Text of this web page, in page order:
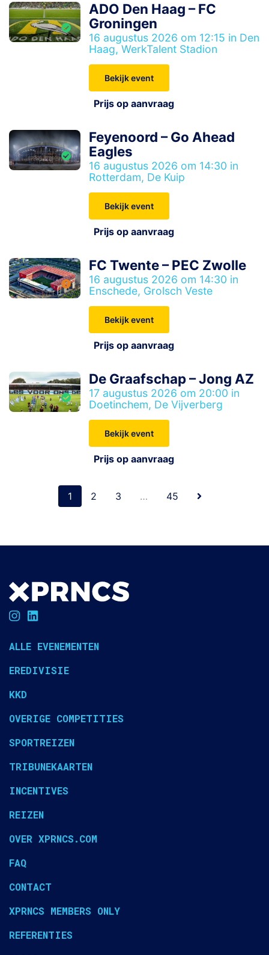
ADO Den Haag – FC
Groningen
16 augustus 2026 om 12:15 in Den
Haag, WerkTalent Stadion
Bekijk event
Prijs op aanvraag
Feyenoord – Go Ahead
Eagles
16 augustus 2026 om 14:30 in
Rotterdam, De Kuip
Bekijk event
Prijs op aanvraag
FC Twente – PEC Zwolle
16 augustus 2026 om 14:30 in
Enschede, Grolsch Veste
Bekijk event
Prijs op aanvraag
De Graafschap – Jong AZ
17 augustus 2026 om 20:00 in
Doetinchem, De Vijverberg
Bekijk event
Prijs op aanvraag
1 2 3 … 45
ALLE EVENEMENTEN
EREDIVISIE
KKD
OVERIGE COMPETITIES
SPORTREIZEN
TRIBUNEKAARTEN
INCENTIVES
REIZEN
OVER XPRNCS.COM
FAQ
CONTACT
XPRNCS MEMBERS ONLY
REFERENTIES